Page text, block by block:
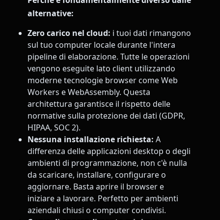
alternative:
Zero carico nel cloud: i tuoi dati rimangono
sul tuo computer locale durante l'intera
pipeline di elaborazione. Tutte le operazioni
vengono eseguite lato client utilizzando
moderne tecnologie browser come Web
Workers e WebAssembly. Questa
architettura garantisce il rispetto delle
normative sulla protezione dei dati (GDPR,
HIPAA, SOC 2).
Nessuna installazione richiesta: A
differenza delle applicazioni desktop o degli
ambienti di programmazione, non c'è nulla
da scaricare, installare, configurare o
aggiornare. Basta aprire il browser e
iniziare a lavorare. Perfetto per ambienti
aziendali chiusi o computer condivisi.